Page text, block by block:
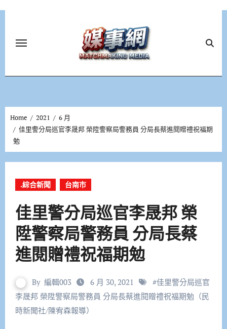
Home 2021
6 月
佳里警分局巡官李晟邦 榮陞警察局警務員 分局長蔡進閱贈禮祝福期
勉
.綜合新聞 台南市
佳里警分局巡官李晟邦 榮
陞警察局警務員 分局長蔡
進閱贈禮祝福期勉
By 編輯003 6 月 30, 2021 #佳里警分局巡官
李晟邦 榮陞警察局警務員 分局長蔡進閱贈禮祝福期勉（民
時新聞社/陳宥森報導）